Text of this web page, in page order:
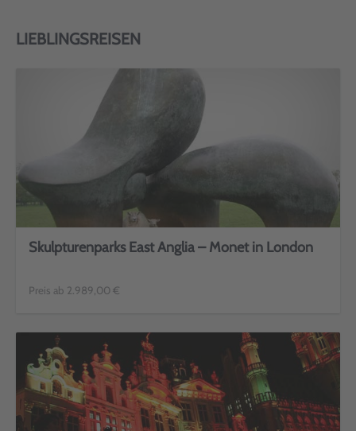
LIEBLINGSREISEN
Skulpturenparks East Anglia – Monet in London
Preis ab 2.989,00 €